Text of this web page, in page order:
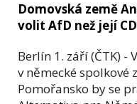
Domovská země
volit AfD než její
Berlín 1. září (ČTK) -
v německé
Pomořansko by se